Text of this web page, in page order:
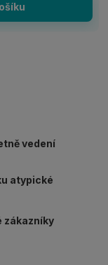
vedení
atypické
zákazníky